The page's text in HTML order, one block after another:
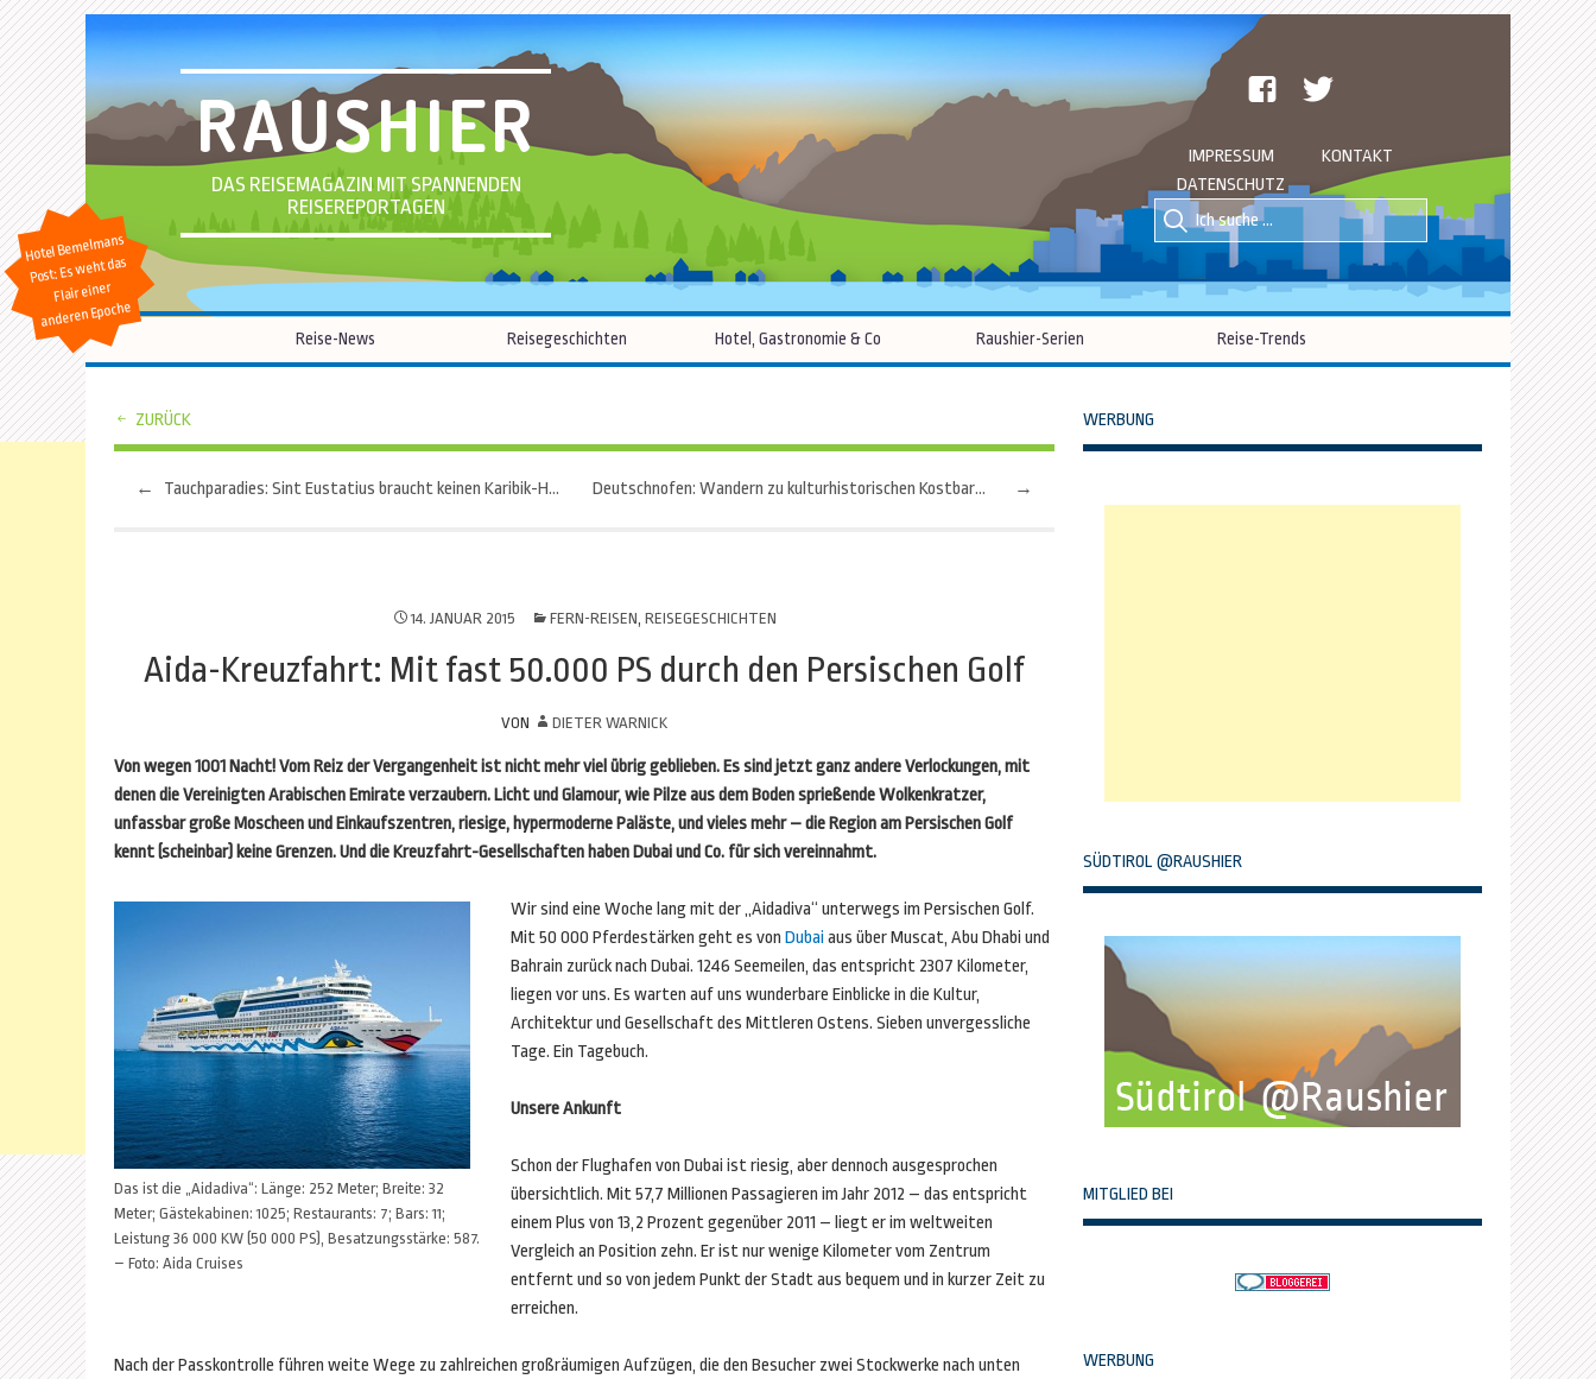
RAUSHIER
DAS REISEMAGAZIN MIT SPANNENDEN
REISEREPORTAGEN
facebook
IMPRESSUM
KONTAKT
DATENSCHUTZ
Suche
nach::
Suche
nach:
Hotel Bemelmans
Post: Es weht das
Flair einer
anderen Epoche
Reise-News Reisegeschichten Hotel, Gastronomie & Co Raushier-Serien Reise-Trends
ZURÜCK
Beitragsnavigation
← Tauchparadies: Sint Eustatius braucht keinen Karibik-Hochglanz →
Deutschnofen: Wandern zu kulturhistorischen Kostbarkeiten
14. JANUAR 2015 FERN-REISEN, REISEGESCHICHTEN
Aida-Kreuzfahrt: Mit fast 50.000 PS durch den Persischen Golf
VON DIETER WARNICK
Von wegen 1001 Nacht! Vom Reiz der Vergangenheit ist nicht mehr viel übrig geblieben. Es sind jetzt ganz andere Verlockungen, mit
denen die Vereinigten Arabischen Emirate verzaubern. Licht und Glamour, wie Pilze aus dem Boden sprießende Wolkenkratzer,
unfassbar große Moscheen und Einkaufszentren, riesige, hypermoderne Paläste, und vieles mehr – die Region am Persischen Golf
kennt (scheinbar) keine Grenzen. Und die Kreuzfahrt-Gesellschaften haben Dubai und Co. für sich vereinnahmt.
Das ist die „Aidadiva“: Länge: 252 Meter; Breite: 32
Meter; Gästekabinen: 1025; Restaurants: 7; Bars: 11;
Leistung 36 000 KW (50 000 PS), Besatzungsstärke: 587.
– Foto: Aida Cruises
Wir sind eine Woche lang mit der „Aidadiva“ unterwegs im Persischen Golf.
Mit 50 000 Pferdestärken geht es von Dubaiaus über Muscat, Abu Dhabi und
Bahrain zurück nach Dubai. 1246 Seemeilen, das entspricht 2307 Kilometer,
liegen vor uns. Es warten auf uns wunderbare Einblicke in die Kultur,
Architektur und Gesellschaft des Mittleren Ostens. Sieben unvergessliche
Tage. Ein Tagebuch.
Unsere Ankunft
Schon der Flughafen von Dubai ist riesig, aber dennoch ausgesprochen
übersichtlich. Mit 57,7 Millionen Passagieren im Jahr 2012 – das entspricht
einem Plus von 13,2 Prozent gegenüber 2011 – liegt er im weltweiten
Vergleich an Position zehn. Er ist nur wenige Kilometer vom Zentrum
entfernt und so von jedem Punkt der Stadt aus bequem und in kurzer Zeit zu
erreichen.
Nach der Passkontrolle führen weite Wege zu zahlreichen großräumigen Aufzügen, die den Besucher zwei Stockwerke nach unten
WERBUNG
SÜDTIROL @RAUSHIER
MITGLIED BEI
WERBUNG